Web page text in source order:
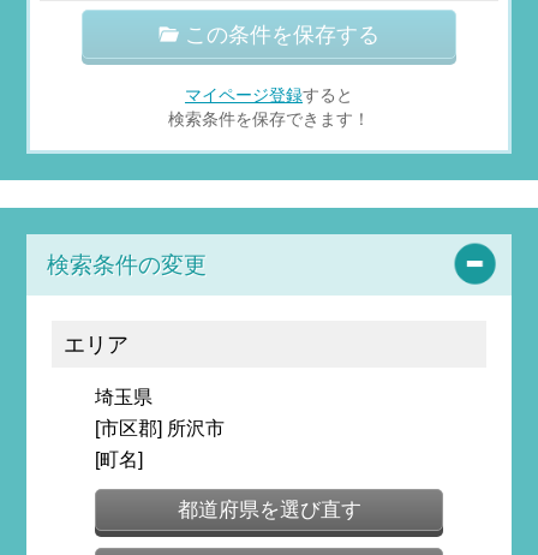
この条件を保存する
マイページ登録すると
検索条件を保存できます！
検索条件の変更
エリア
埼玉県
[市区郡] 所沢市
[町名]
都道府県を選び直す